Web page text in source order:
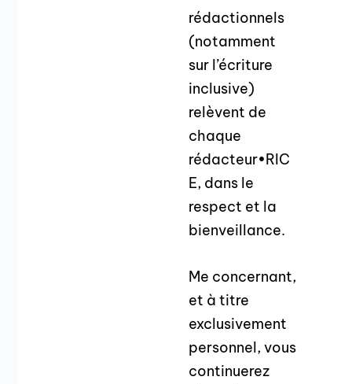
rédactionnels
(notamment
sur l’écriture
inclusive)
relèvent de
chaque
rédacteur•RIC
E, dans le
respect et la
bienveillance.
Me concernant,
et à titre
exclusivement
personnel, vous
continuerez